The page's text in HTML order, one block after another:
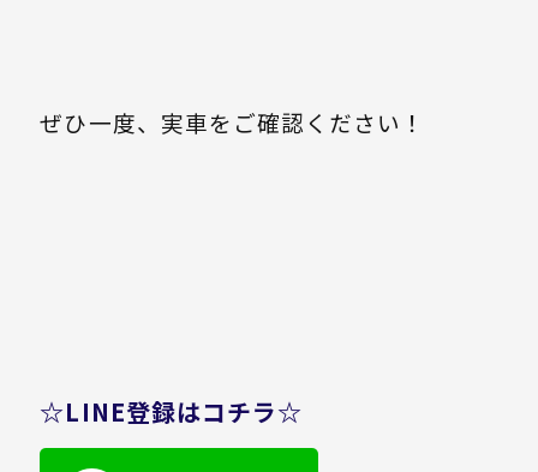
ぜひ一度、実車をご確認ください！
☆LINE登録はコチラ☆